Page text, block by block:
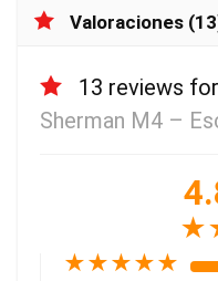
Valoraciones
13 reviews for
Sherman M4 –
★
★★★★★